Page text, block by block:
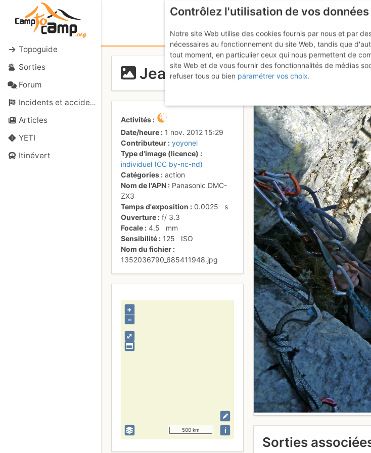
Topoguide
Sorties
Forum
Incidents et accidents
Articles
YETI
Itinévert
Jean-Marie assis en R3
Activités
Date/heure
1 nov. 2012 15:29
Contributeur
yoyonel
Type d'image (licence)
individuel (CC by-nc-nd)
Catégories
action
Nom de l'APN
Panasonic DMC-
ZX3
Temps d'exposition
0.0025
s
Ouverture
f/3.3
Focale
4.5
mm
Sensibilité
125
ISO
Nom du fichier
1352036790_685411948.jpg
⤢
+
–
500 km i
Sorties
Contrôlez l'utilisation de vos
Notre site Web utilise des cookies fournis par nous et par
nécessaires au fonctionnement du site Web, tandis que
tout moment, en particulier ceux qui nous permettent de
site Web et de vous fournir des fonctionnalités de médias
refuser tous ou bien paramétrer vos choix.